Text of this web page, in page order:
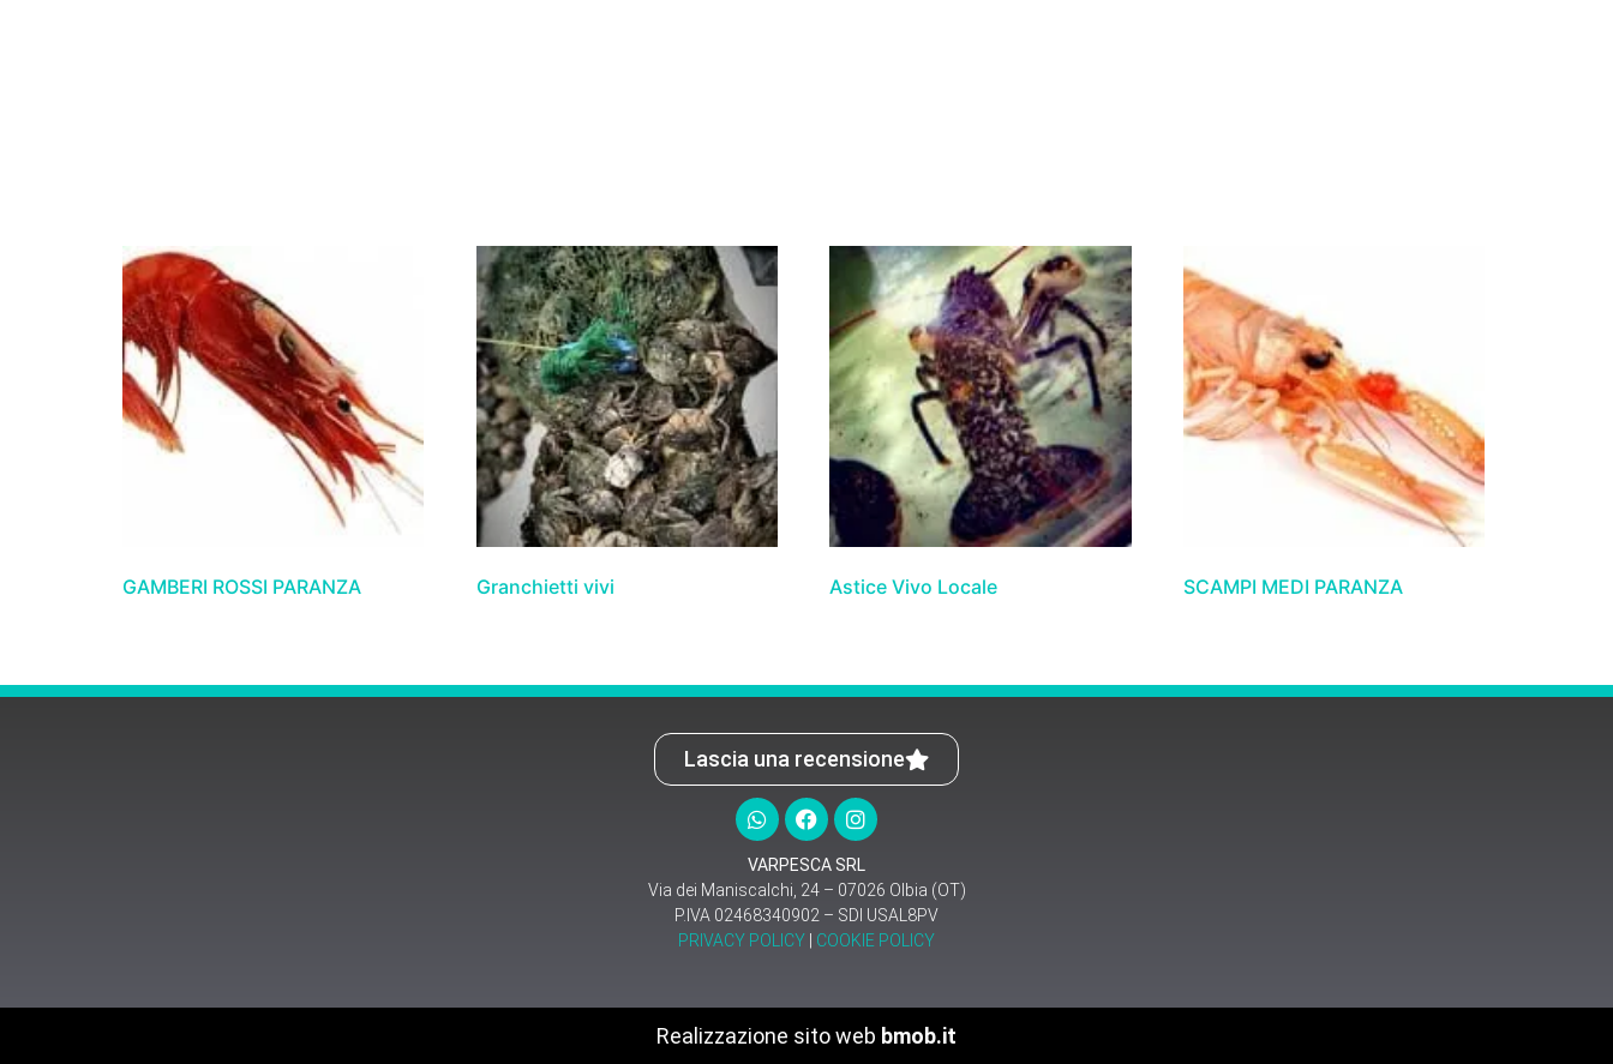
GAMBERI ROSSI PARANZA Granchietti vivi Astice Vivo Locale SCAMPI MEDI PARANZA
Lascia una recensione
VARPESCA SRL
Via dei Maniscalchi, 24 – 07026 Olbia (OT)
P.IVA 02468340902 – SDI USAL8PV
PRIVACY POLICY
COOKIE POLICY
Realizzazione sito web bmob.it